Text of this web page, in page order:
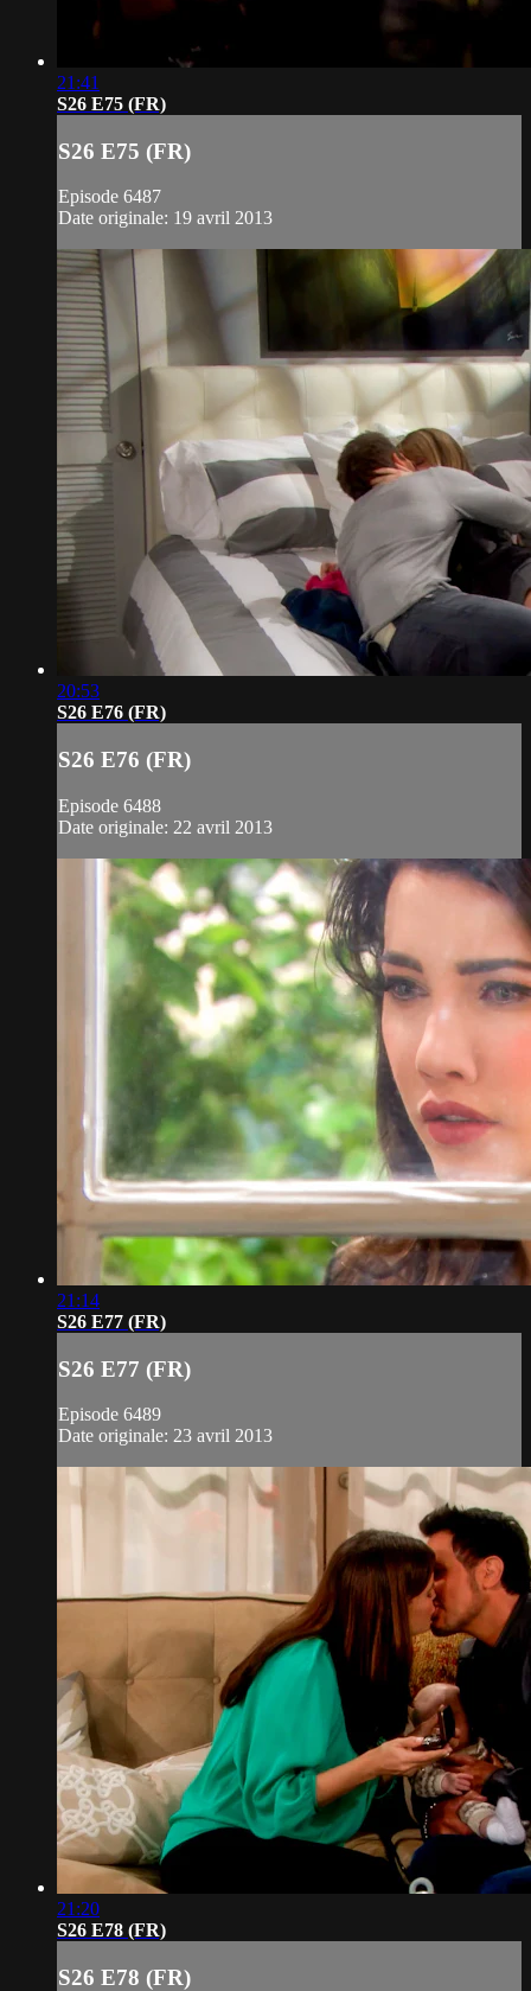
21:41
S26 E75 (FR)
S26 E75 (FR)
Episode 6487
Date originale: 19 avril 2013
20:53
S26 E76 (FR)
S26 E76 (FR)
Episode 6488
Date originale: 22 avril 2013
21:14
S26 E77 (FR)
S26 E77 (FR)
Episode 6489
Date originale: 23 avril 2013
21:20
S26 E78 (FR)
S26 E78 (FR)